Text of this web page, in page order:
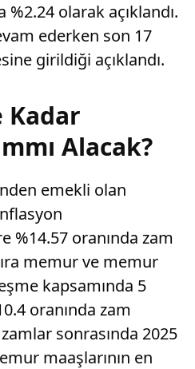
%2.24 olarak açıklandı.
ederken son 17
girildiği açıklandı.
Kadar
Alacak?
emekli olan
%14.57 oranında zam
memur ve memur
kapsamında 5
oranında zam
sonrasında 2025
maaşlarının en